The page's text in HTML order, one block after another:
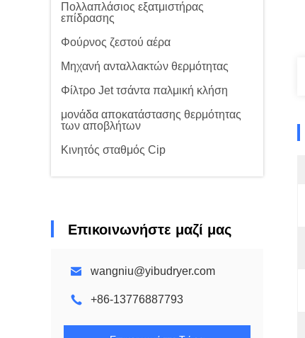
Πολλαπλάσιος εξατμιστήρας
επίδρασης
Φούρνος ζεστού αέρα
Μηχανή ανταλλακτών θερμότητας
Φίλτρο Jet τσάντα παλμική κλήση
μονάδα αποκατάστασης θερμότητας
των αποβλήτων
Κινητός σταθμός Cip
Επικοινωνήστε μαζί μας
wangniu@yibudryer.com
+86-13776887793